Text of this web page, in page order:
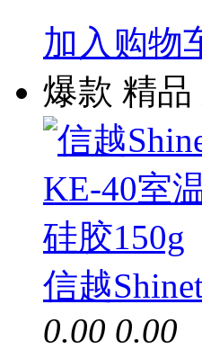
加入购物
爆款 精品
信越
0.00 0.00